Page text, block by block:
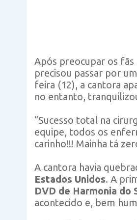
Após preocupar os
precisou passar por
feira (12), a cantora
no entanto,
“Sucesso total na
equipe, todos os
carinho!!! Mainha tá
A cantora havia
Estados Unidos. A
DVD de Harmonia do
acontecido e, bem